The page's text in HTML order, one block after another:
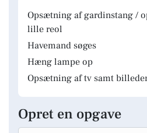
Opsætning af gardinstang /
lille reol
Havemand søges
Hæng lampe op
Opsætning af tv samt
Opret en opgave